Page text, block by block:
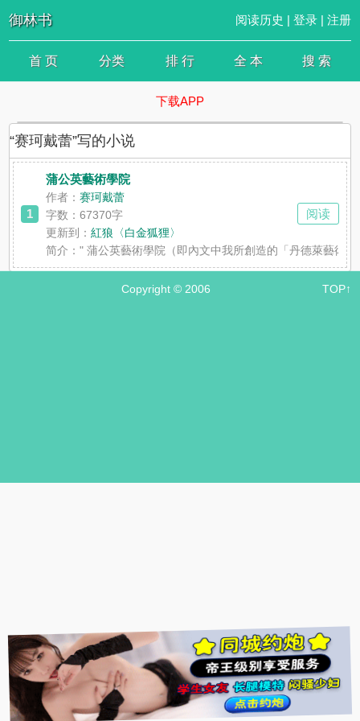
御林书 阅读历史 | 登录| 注册
首 页 分类 排 行 全 本 搜 索
下载APP
“赛珂戴蕾”写的小说
1
蒲公英藝術學院
作者：赛珂戴蕾
字数：67370字
更新到：紅狼〈白金狐狸〉
简介：" 蒲公英藝術學院（即內文中我所創造的「丹德萊藝術
阅读
Copyright © 2006 TOP↑